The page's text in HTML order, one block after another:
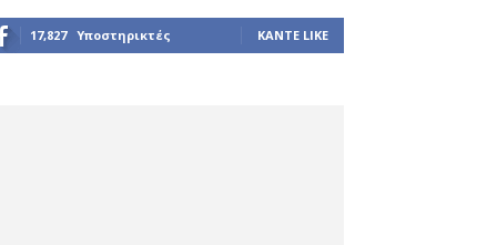
17,827 Υποστηρικτές ΚΆΝΤΕ LIKE